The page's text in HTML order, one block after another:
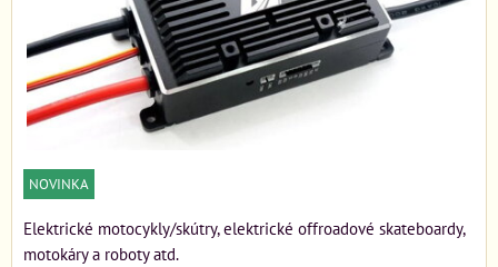
NOVINKA
Elektrické motocykly/skútry, elektrické offroadové skateboardy,
motokáry a roboty atd.